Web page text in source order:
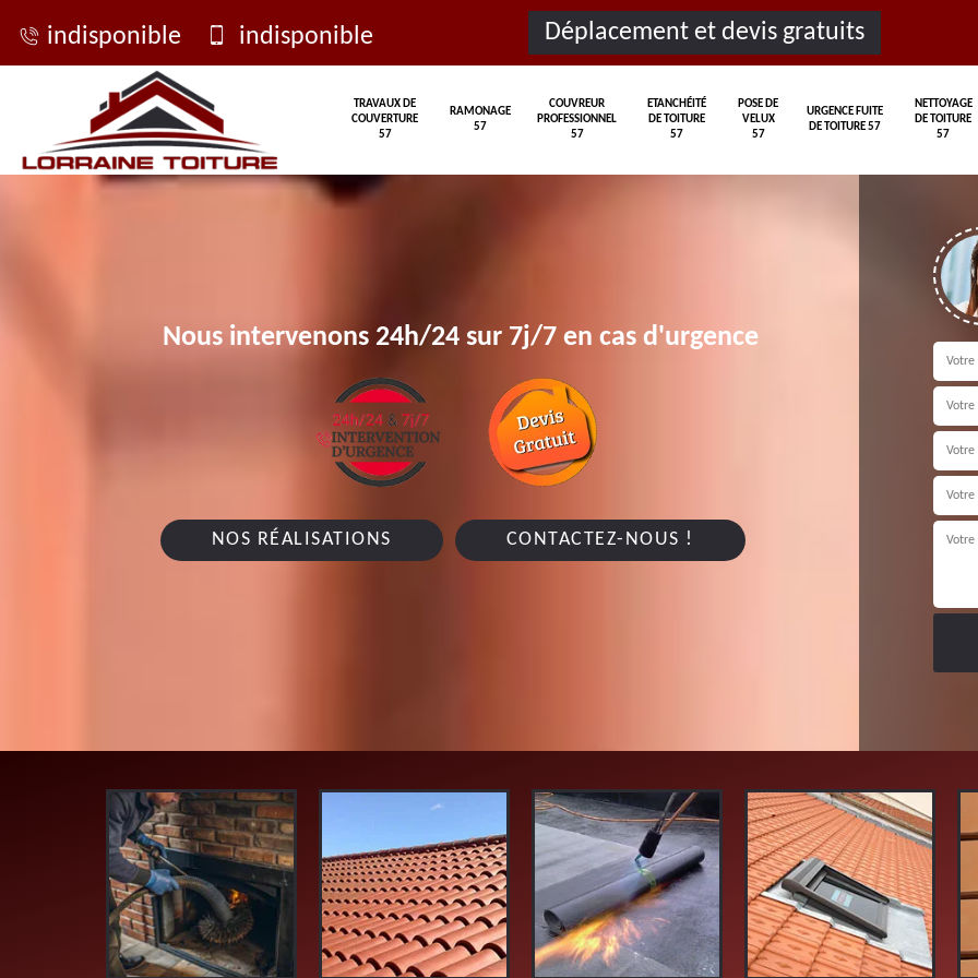
indisponible indisponible Déplacement et devis gratuits
TRAVAUX DE
COUVERTURE
57
RAMONAGE
57
COUVREUR
PROFESSIONNEL
57
ETANCHÉITÉ
DE TOITURE
57
POSE DE
VELUX
57
URGENCE FUITE
DE TOITURE 57
NETTOYAGE
DE TOITURE
57
Nous intervenons 24h/24 sur 7j/7 en cas d'urgence
NOS RÉALISATIONS CONTACTEZ-NOUS !